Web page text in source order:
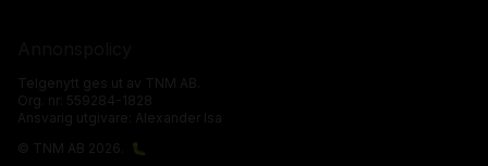
Telgenytt ges ut av TNM AB.
Org. nr: 559284-1828
Ansvarig utgivare: Alexander Isa
© TNM AB 2026.
🐛